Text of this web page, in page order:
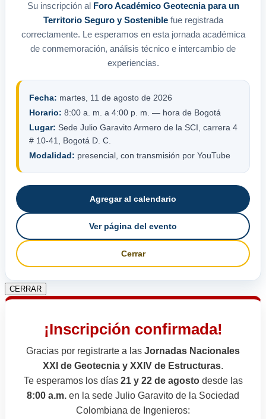
Su inscripción al Foro Académico Geotecnia para un
Territorio Seguro y Sosteniblefue registrada
correctamente. Le esperamos en esta jornada académica
de conmemoración, análisis técnico e intercambio de
experiencias.
Fecha: martes, 11 de agosto de 2026
Horario: 8:00 a. m. a 4:00 p. m. — hora de Bogotá
Lugar: Sede Julio Garavito Armero de la SCI, carrera 4
# 10-41, Bogotá D. C.
Modalidad: presencial, con transmisión por YouTube
Agregar al calendario
Ver página del evento
Cerrar
CERRAR
¡Inscripción confirmada!
Gracias por registrarte a las Jornadas Nacionales
XXI de Geotecnia y XXIV de Estructuras.
Te esperamos los días 21 y 22 de agostodesde las
8:00 a.m. en la sede Julio Garavito de la Sociedad
Colombiana de Ingenieros: